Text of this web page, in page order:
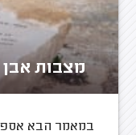
מצבות
במאמר הבא